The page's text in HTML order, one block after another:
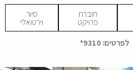
חוברת
פרויקט
קובץ
PDF
סיור
וירטואלי
לפרטים: 9310*